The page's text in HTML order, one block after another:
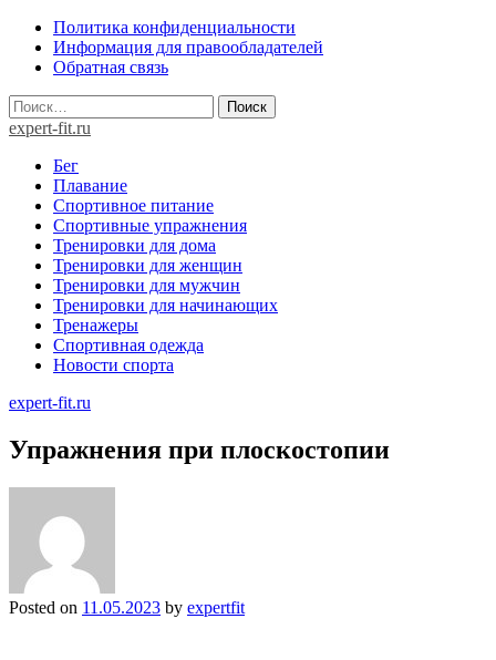
Skip
content
Политика конфиденциальности
Информация для правообладателей
Обратная связь
Найти:
expert-fit.ru
Бег
Плавание
Спортивное питание
Спортивные упражнения
Тренировки для дома
Тренировки для женщин
Тренировки для мужчин
Тренировки для начинающих
Тренажеры
Спортивная одежда
Новости спорта
expert-fit.ru
Упражнения при плоскостопии
Posted on 11.05.2023 by expertfit